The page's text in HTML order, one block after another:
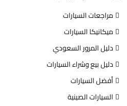
مراجعات السيارات
ميكانيكا السيارات
دليل المرور السعودي
دليل بيع وشراء السيارات
أفضل السيارات
السيارات الصينية